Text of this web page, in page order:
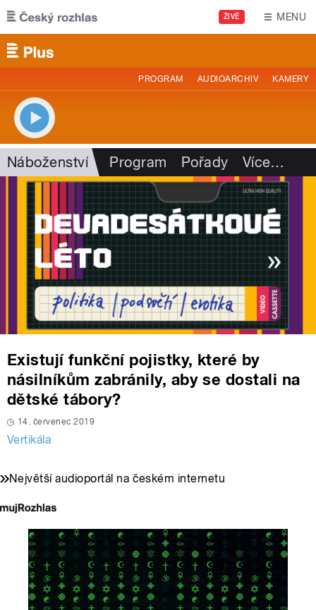
Přejít k hlavnímu obsahu
ŽIVĚ MENU
PROGRAM AUDIOARCHIV KAMERY
Náboženství Program Pořady Více…
Existují funkční pojistky, které by
násilníkům zabránily, aby se dostali na
dětské tábory?
14. červenec 2019
Vertikála
Největší audioportál na českém internetu